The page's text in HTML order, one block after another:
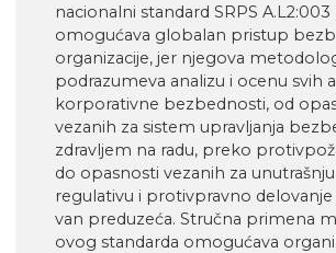
nacionalni standard SRPS A.L2:003
omogućava globalan pristup
organizacije, jer njegova
podrazumeva analizu i ocenu svih
korporativne bezbednosti, od
vezanih za sistem upravljanja
zdravljem na radu, preko
do opasnosti vezanih za
regulativu i protivpravno delovanje
van preduzeća. Stručna primena
ovog standarda omogućava